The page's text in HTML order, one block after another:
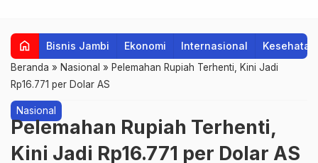
home Bisnis Jambi Ekonomi Internasional Kesehatan
Beranda » Nasional » Pelemahan Rupiah Terhenti, Kini Jadi
Rp16.771 per Dolar AS
Nasional
Pelemahan Rupiah Terhenti,
Kini Jadi Rp16.771 per Dolar AS